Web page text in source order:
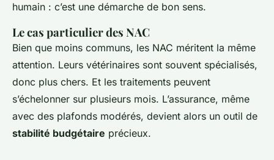
humain : c’est une démarche de bon sens.
Le cas particulier des NAC
Bien que moins communs, les NAC méritent la même
attention. Leurs vétérinaires sont souvent spécialisés,
donc plus chers. Et les traitements peuvent
s’échelonner sur plusieurs mois. L’assurance, même
avec des plafonds modérés, devient alors un outil de
stabilité budgétaire précieux.